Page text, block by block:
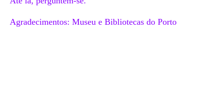
Agradecimentos: Museu e Bibliotecas do Porto